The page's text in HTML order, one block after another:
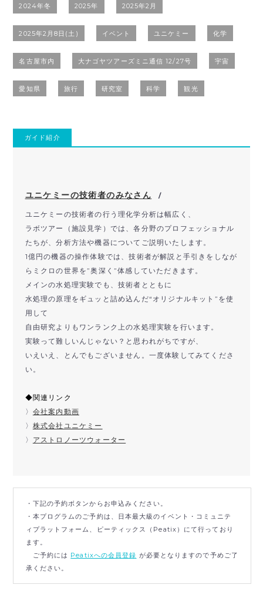
2024年冬 2025年 2025年2月
2025年2月8日(土) イベント ユニケミー 化学
名古屋市内 大ナゴヤツアーズミニ通信 12/27号 宇宙
愛知県 旅行 研究室 科学 観光
ガイド紹介
ユニケミーの技術者のみなさん /
ユニケミーの技術者の行う理化学分析は幅広く、
ラボツアー（施設見学）では、各分野のプロフェッショナル
たちが、分析方法や機器についてご説明いたします。
1億円の機器の操作体験では、技術者が解説と手引きをしなが
らミクロの世界を”奥深く”体感していただきます。
メインの水処理実験でも、技術者とともに
水処理の原理をギュッと詰め込んだ“オリジナルキット”を使
用して
自由研究よりもワンランク上の水処理実験を行います。
実験って難しいんじゃない？と思われがちですが、
いえいえ、とんでもございません。一度体験してみてくださ
い。
◆関連リンク
〉 会社案内動画
〉 株式会社ユニケミー
〉 アストロノーツウォーター
・下記の予約ボタンからお申込みください。
・本プログラムのご予約は、日本最大級のイベント・コミュニテ
ィプラットフォーム、ピーティックス（Peatix）にて行っており
ます。
ご予約には Peatixへの会員登録 が必要となりますので予めご了
承ください。